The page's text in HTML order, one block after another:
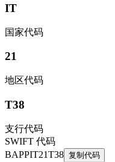
IT
国家代码
21
地区代码
T38
支行代码
SWIFT 代码
BAPPIT21T38 复制代码